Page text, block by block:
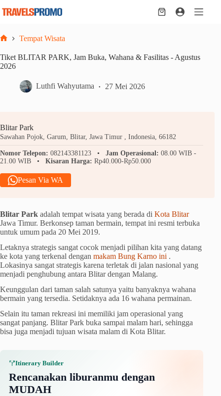
Shopping
Tempat Wisata
Tiket BLITAR PARK, Jam Buka, Wahana & Fasilitas - Agustus
2026
Luthfi Wahyutama 27 Mei 2026
Blitar Park
Sawahan Pojok, Garum, Blitar, Jawa Timur , Indonesia, 66182
Nomor Telepon: 082143381123 Jam Operasional: 08.00 WIB -
21.00 WIB
Kisaran Harga: Rp40.000-Rp50.000
Pesan Via WA
Blitar Park adalah tempat wisata yang berada di Kota Blitar
Jawa Timur. Berkonsep taman bermain, tempat ini resmi terbuka
untuk umum pada 20 Mei 2019.
Letaknya strategis sangat cocok menjadi pilihan kita yang datang
ke kota yang terkenal dengan makam Bung Karno ini .
Lokasinya sangat strategis karena terletak di jalan nasional yang
menjadi penghubung antara Blitar dengan Malang.
Keunggulan dari taman salah satunya yaitu banyaknya wahana
bermain yang tersedia. Setidaknya ada 16 wahana permainan.
Selain itu taman rekreasi ini memiliki jam operasional yang
sangat panjang. Blitar Park buka sampai malam hari, sehingga
bisa juga menjadi tujuan wisata malam di Kota Blitar.
Itinerary Builder
Rencanakan liburanmu dengan
MUDAH